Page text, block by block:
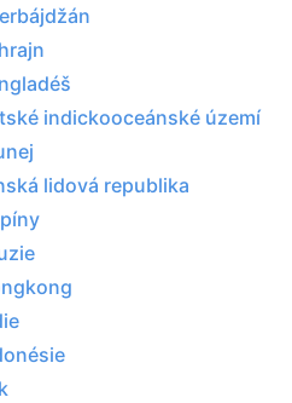
indickooceánské území
lidová republika